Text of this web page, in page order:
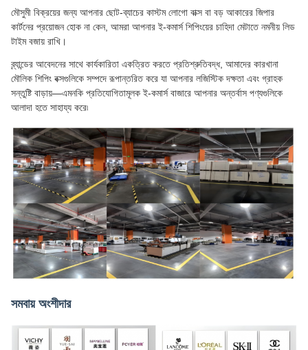
মৌসুমী বিক্রয়ের জন্য আপনার ছোট-ব্যাচের কাস্টম লোগো বাক্স বা বড় আকারের জিপার
কার্টনের প্রয়োজন হোক না কেন, আমরা আপনার ই-কমার্স শিপিংয়ের চাহিদা মেটাতে নমনীয় লিড
টাইম বজায় রাখি।
ব্র্যান্ডের আবেদনের সাথে কার্যকারিতা একত্রিত করতে প্রতিশ্রুতিবদ্ধ, আমাদের কারখানা
মৌলিক শিপিং বক্সগুলিকে সম্পদে রূপান্তরিত করে যা আপনার লজিস্টিক দক্ষতা এবং গ্রাহক
সন্তুষ্টি বাড়ায়—এমনকি প্রতিযোগিতামূলক ই-কমার্স বাজারে আপনার অন্তর্বাস পণ্যগুলিকে
আলাদা হতে সাহায্য করে৷
সমবায় অংশীদার